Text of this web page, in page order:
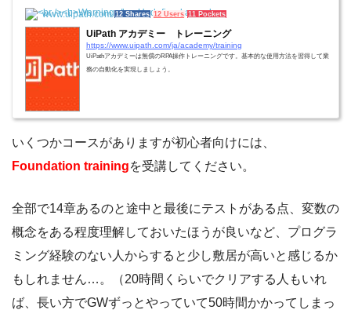
www.uipath.com 12 Shares 12 Users 11 Pockets
UiPath アカデミー トレーニング
https://www.uipath.com/ja/academy/training
UiPathアカデミーは無償のRPA操作トレーニングです。基本的な使用方法を習得して業
務の自動化を実現しましょう。
いくつかコースがありますが初心者向けには、
Foundation trainingを受講してください。
全部で14章あるのと途中と最後にテストがある点、変数の
概念をある程度理解しておいたほうが良いなど、プログラ
ミング経験のない人からすると少し敷居が高いと感じるか
もしれません…。（20時間くらいでクリアする人もいれ
ば、長い方でGWずっとやっていて50時間かかってしまっ